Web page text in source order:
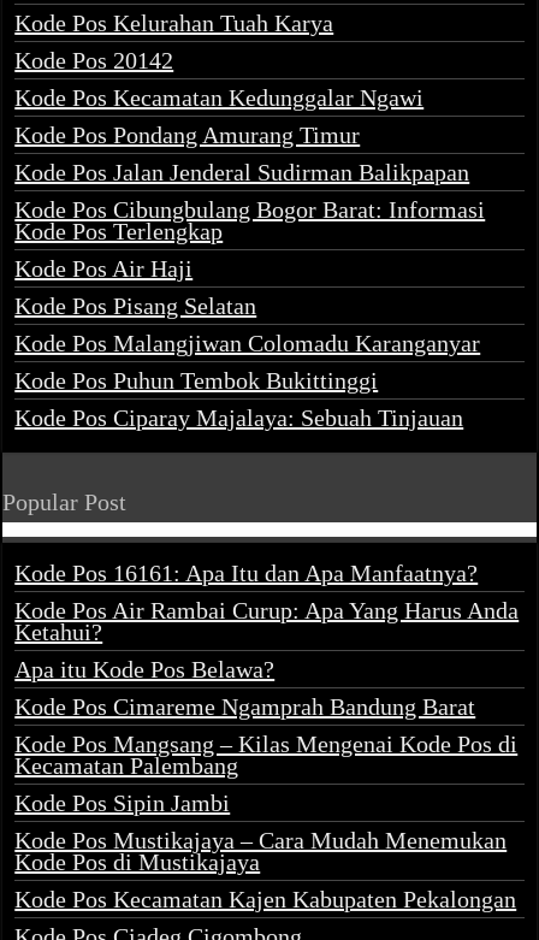
Kode Pos Kelurahan Tuah Karya
Kode Pos 20142
Kode Pos Kecamatan Kedunggalar Ngawi
Kode Pos Pondang Amurang Timur
Kode Pos Jalan Jenderal Sudirman Balikpapan
Kode Pos Cibungbulang Bogor Barat: Informasi
Kode Pos Terlengkap
Kode Pos Air Haji
Kode Pos Pisang Selatan
Kode Pos Malangjiwan Colomadu Karanganyar
Kode Pos Puhun Tembok Bukittinggi
Kode Pos Ciparay Majalaya: Sebuah Tinjauan
Popular Post
Kode Pos 16161: Apa Itu dan Apa Manfaatnya?
Kode Pos Air Rambai Curup: Apa Yang Harus Anda
Ketahui?
Apa itu Kode Pos Belawa?
Kode Pos Cimareme Ngamprah Bandung Barat
Kode Pos Mangsang – Kilas Mengenai Kode Pos di
Kecamatan Palembang
Kode Pos Sipin Jambi
Kode Pos Mustikajaya – Cara Mudah Menemukan
Kode Pos di Mustikajaya
Kode Pos Kecamatan Kajen Kabupaten Pekalongan